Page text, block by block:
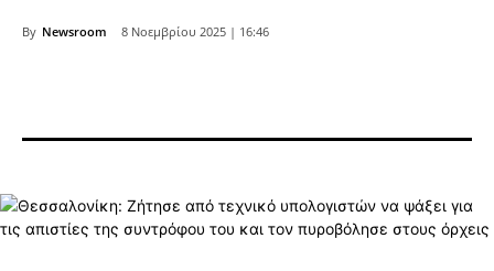
By Newsroom 8 Νοεμβρίου 2025 | 16:46